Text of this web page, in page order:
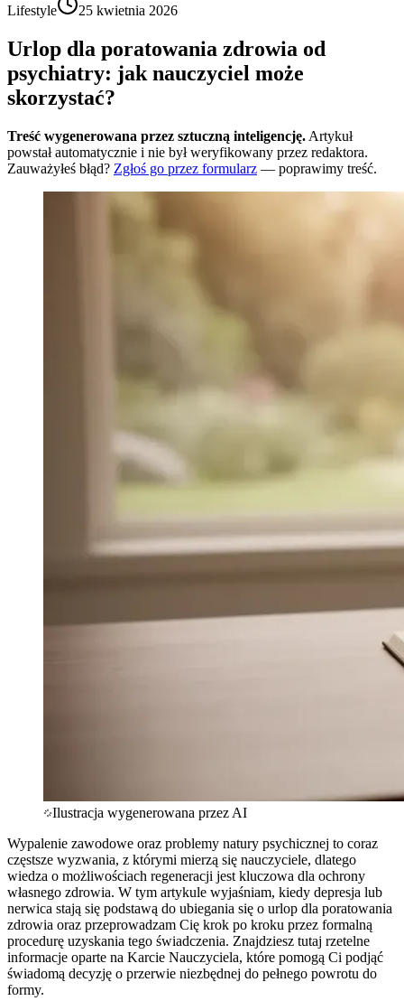
Lifestyle
25 kwietnia 2026
Urlop dla poratowania zdrowia od
psychiatry: jak nauczyciel może
skorzystać?
Treść wygenerowana przez sztuczną inteligencję. Artykuł
powstał automatycznie i nie był weryfikowany przez redaktora.
Zauważyłeś błąd? Zgłoś go przez formularz — poprawimy treść.
Ilustracja wygenerowana przez AI
Wypalenie zawodowe oraz problemy natury psychicznej to coraz
częstsze wyzwania, z którymi mierzą się nauczyciele, dlatego
wiedza o możliwościach regeneracji jest kluczowa dla ochrony
własnego zdrowia. W tym artykule wyjaśniam, kiedy depresja lub
nerwica stają się podstawą do ubiegania się o urlop dla poratowania
zdrowia oraz przeprowadzam Cię krok po kroku przez formalną
procedurę uzyskania tego świadczenia. Znajdziesz tutaj rzetelne
informacje oparte na Karcie Nauczyciela, które pomogą Ci podjąć
świadomą decyzję o przerwie niezbędnej do pełnego powrotu do
formy.